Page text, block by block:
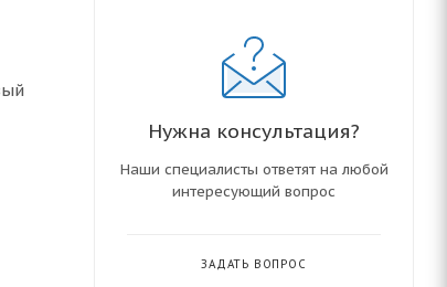
Нужна консультация?
Наши специалисты ответят на любой
интересующий вопрос
ЗАДАТЬ ВОПРОС